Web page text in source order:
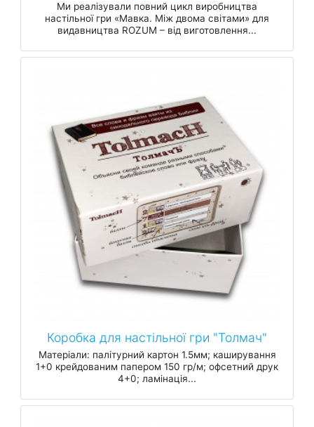
Ми реалізували повний цикл виробництва
настільної гри «Мавка. Між двома світами» для
видавництва ROZUM – від виготовлення...
Коробка для настільної гри "Толмач"
Матеріали: палітурний картон 1.5мм; каширування
1+0 крейдованим папером 150 гр/м; офсетний друк
4+0; ламінація...